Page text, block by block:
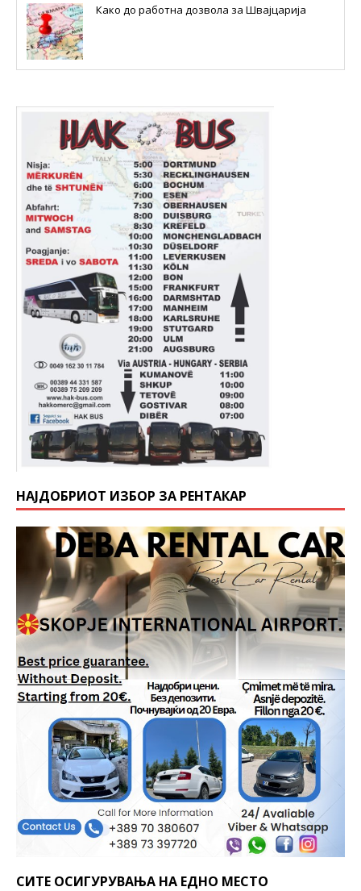
Како до работна дозвола за Швајцарија
НАЈДОБРИОТ ИЗБОР ЗА РЕНТАКАР
СИТЕ ОСИГУРУВАЊА НА ЕДНО МЕСТО